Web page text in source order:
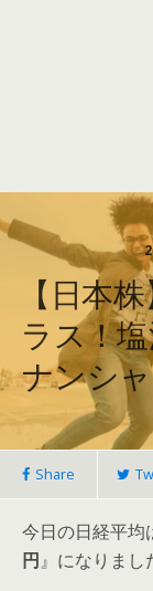
【日本
ラス！
ナンシ
Share
今日の日経平均
円』になりまし